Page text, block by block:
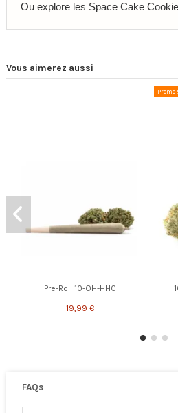
Ou explore les Space Cake
Vous aimerez aussi
Pre-Roll 10-OH-HHC
19,99 €
Promo !
FAQs